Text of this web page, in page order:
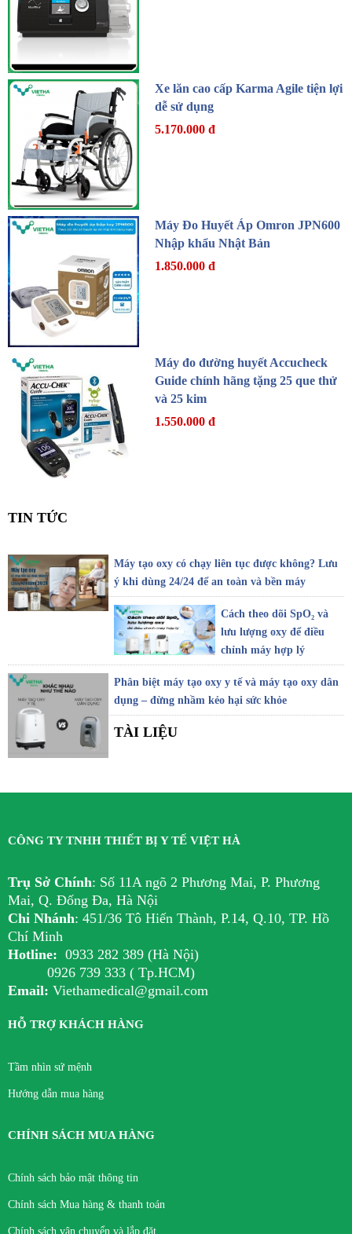
Xe lăn cao cấp Karma Agile tiện lợi
dễ sử dụng
5.170.000 đ
Máy Đo Huyết Áp Omron JPN600
Nhập khẩu Nhật Bản
1.850.000 đ
Máy đo đường huyết Accucheck
Guide chính hãng tặng 25 que thử
và 25 kim
1.550.000 đ
TIN TỨC
Máy tạo oxy có chạy liên tục được không? Lưu
ý khi dùng 24/24 để an toàn và bền máy
Cách theo dõi SpO₂ và
lưu lượng oxy để điều
chỉnh máy hợp lý
Phân biệt máy tạo oxy y tế và máy tạo oxy dân
dụng – đừng nhầm kẻo hại sức khỏe
TÀI LIỆU
CÔNG TY TNHH THIẾT BỊ Y TẾ VIỆT HÀ
Trụ Sở Chính: Số 11A ngõ 2 Phương Mai, P. Phương
Mai, Q. Đống Đa, Hà Nội
Chi Nhánh: 451/36 Tô Hiến Thành, P.14, Q.10, TP. Hồ
Chí Minh
Hotline: 0933 282 389 (Hà Nội)
0926 739 333 ( Tp.HCM)
Email: Viethamedical@gmail.com
HỖ TRỢ KHÁCH HÀNG
Tầm nhìn sứ mệnh
Hướng dẫn mua hàng
CHÍNH SÁCH MUA HÀNG
Chính sách bảo mật thông tin
Chính sách Mua hàng & thanh toán
Chính sách vận chuyển và lắp đặt